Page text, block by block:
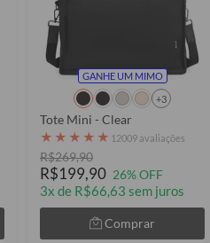
GANHE UM MIMO
+3
Tote Mini - Clear
★ ★ ★ ★ ★ 12009 avaliações
R$269,90
R$199,90 26% OFF
3x de R$66,63 sem juros
Comprar